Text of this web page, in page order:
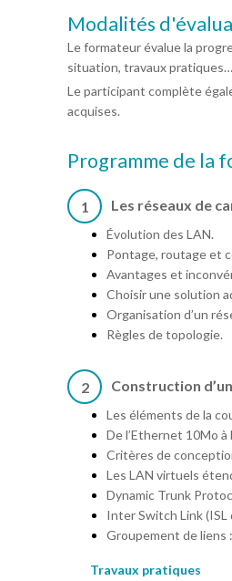
Modalités
Le formateur évalue la
situation, travaux pratiques…
Le participant complète
acquises.
Programme de la
1 Les réseaux de
Évolution des LAN.
Pontage, routage et
Avantages et
Choisir une solution
Organisation d’un
Règles de topologie.
2 Construction
Les éléments de la
De l’Ethernet 10Mo
Critères de
Les LAN virtuels
Dynamic Trunk
Inter Switch Link (ISL
Groupement de liens
Travaux pratiques